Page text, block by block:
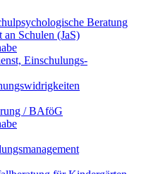
Beratung
an Schulen (JaS)
Einschulungs-
/ BAföG